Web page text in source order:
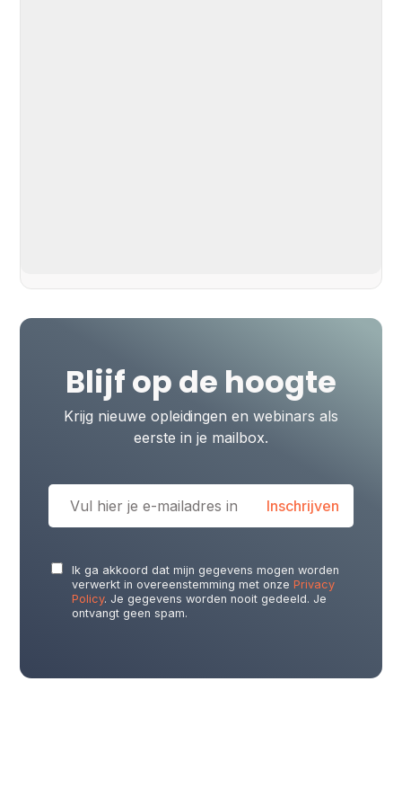
Blijf op de hoogte
Krijg nieuwe opleidingen en webinars als
eerste in je mailbox.
Ik ga akkoord dat mijn gegevens mogen worden
verwerkt in overeenstemming met onzePrivacy
Policy. Je gegevens worden nooit gedeeld. Je
ontvangt geen spam.